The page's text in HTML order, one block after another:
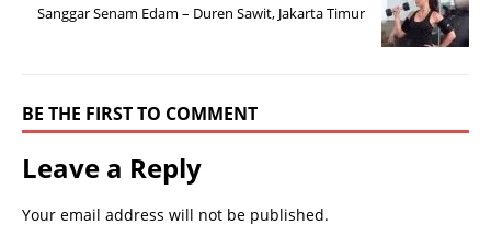
Sanggar Senam Edam – Duren Sawit, Jakarta Timur
BE THE FIRST TO COMMENT
Leave a Reply
Your email address will not be published.